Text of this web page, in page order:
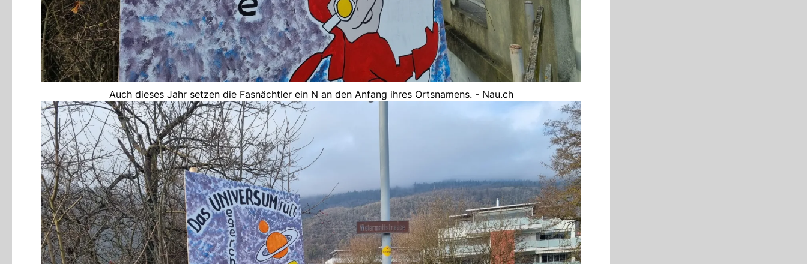
Auch dieses Jahr setzen die Fasnächtler ein N an den Anfang ihres Ortsnamens. - Nau.ch